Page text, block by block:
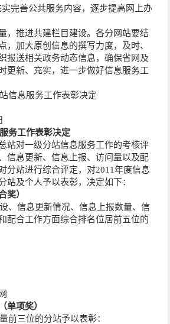
完善公共服务内容，逐步提高网上办
，推进共建栏目建设。各分网站要结
，加大原创信息的撰写力度，及时、
报送相关政务动态信息，确保省网及
更新、充实，进一步做好信息服务工
信息服务工作表彰决定
务工作表彰决定
站对一级分站信息服务工作的考核评
信息更新、信息上报、访问量以及配
分站进行综合评定，对2011年度信息
站及个人予以表彰，决定如下：
奖）
、信息更新情况、信息上报数量、信
配合工作方面综合排名位居前五位的
单项奖）
前三位的分站予以表彰：